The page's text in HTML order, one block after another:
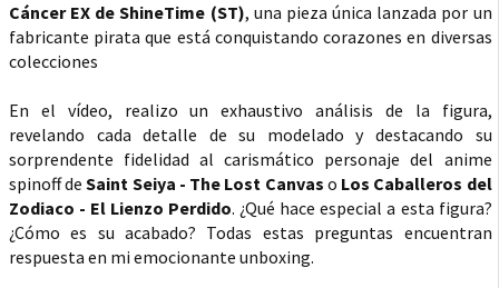
Cáncer EX de ShineTime (ST), una pieza única lanzada por un
fabricante pirata que está conquistando corazones en diversas
colecciones
En el vídeo, realizo un exhaustivo análisis de la figura,
revelando cada detalle de su modelado y destacando su
sorprendente fidelidad al carismático personaje del anime
spinoff deSaint Seiya - The Lost Canvas o Los Caballeros del
Zodiaco - El Lienzo Perdido. ¿Qué hace especial a esta figura?
¿Cómo es su acabado? Todas estas preguntas encuentran
respuesta en mi emocionante unboxing.